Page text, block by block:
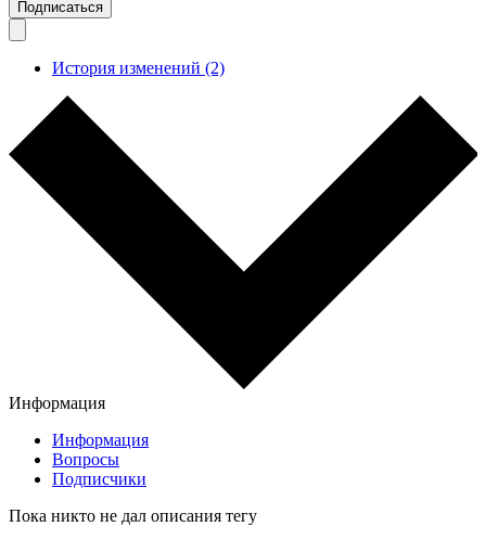
Подписаться
История изменений (2)
Информация
Информация
Вопросы
Подписчики
Пока никто не дал описания тегу